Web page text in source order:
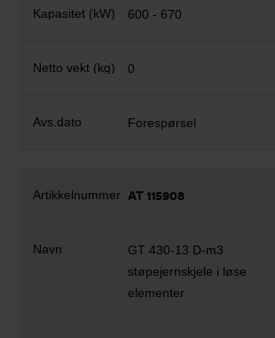
600 - 670
0
Forespørsel
AT 115908
GT 430-13 D-m3
støpejernskjele i løse
elementer